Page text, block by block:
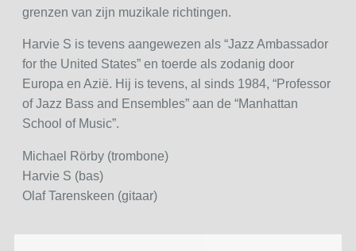
grenzen van zijn muzikale richtingen.
Harvie S is tevens aangewezen als “Jazz Ambassador
for the United States” en toerde als zodanig door
Europa en Azië. Hij is tevens, al sinds 1984, “Professor
of Jazz Bass and Ensembles” aan de “Manhattan
School of Music”.
Michael Rörby (trombone)
Harvie S (bas)
Olaf Tarenskeen (gitaar)